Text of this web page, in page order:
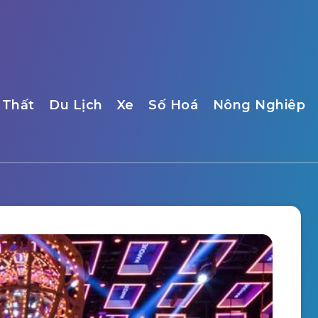
Du Lịch Xe Số Hoá Nông Nghiêp